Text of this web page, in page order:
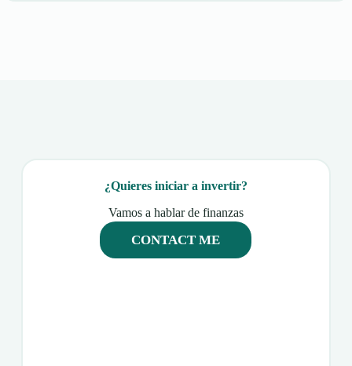
¿Quieres iniciar a invertir?
Vamos a hablar de finanzas
CONTACT ME